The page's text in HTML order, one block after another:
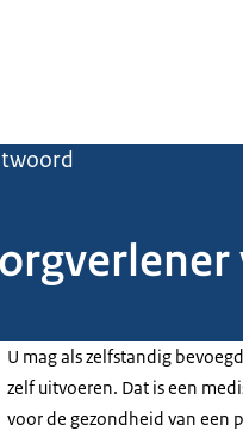
U mag als zelfstandig
zelf uitvoeren. Dat is een
voor de gezondheid van een